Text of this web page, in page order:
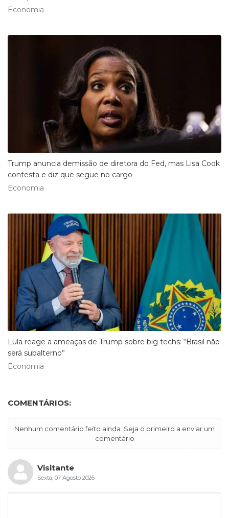
Economia
Trump anuncia demissão de diretora do Fed, mas Lisa Cook
contesta e diz que segue no cargo
Economia
Lula reage a ameaças de Trump sobre big techs: “Brasil não
será subalterno”
Economia
COMENTÁRIOS:
Nenhum comentário feito ainda. Seja o primeiro a enviar um
comentário
Visitante
Sexta, 07 Agosto 2026